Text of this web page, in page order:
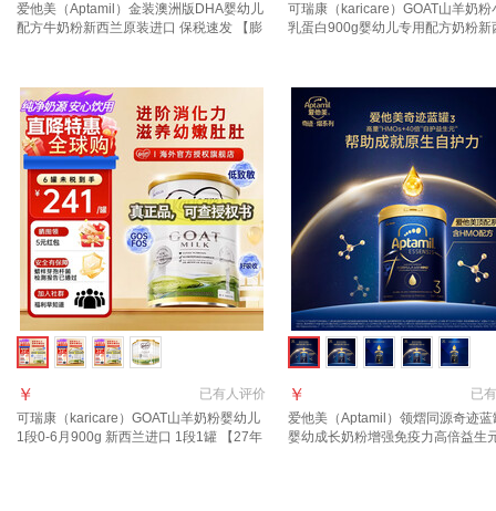
爱他美（Aptamil）金装澳洲版DHA婴幼儿
配方牛奶粉新西兰原装进口 保税速发 【膨
可瑞康（karicare）GOAT山羊奶粉
乳蛋白900g婴幼儿专用配方奶粉新
已有人评价
￥
可瑞康（karicare）GOAT山羊奶粉婴幼儿
1段0-6月900g 新西兰进口 1段1罐 【27年
已有
￥
爱他美（Aptamil）领熠同源奇迹蓝
婴幼成长奶粉增强免疫力高倍益生